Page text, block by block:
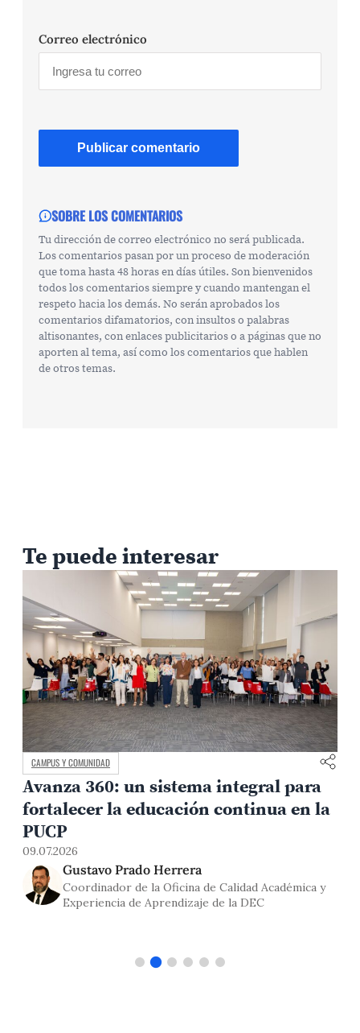
Correo electrónico
SOBRE LOS COMENTARIOS
Tu dirección de correo electrónico no será publicada.
Los comentarios pasan por un proceso de moderación
que toma hasta 48 horas en días útiles. Son bienvenidos
todos los comentarios siempre y cuando mantengan el
respeto hacia los demás. No serán aprobados los
comentarios difamatorios, con insultos o palabras
altisonantes, con enlaces publicitarios o a páginas que no
aporten al tema, así como los comentarios que hablen
de otros temas.
Te puede interesar
CAMPUS Y COMUNIDAD
Avanza 360: un sistema integral para
fortalecer la educación continua en la
PUCP
09.07.2026
Gustavo Prado Herrera
Coordinador de la Oficina de Calidad Académica y
Experiencia de Aprendizaje de la DEC